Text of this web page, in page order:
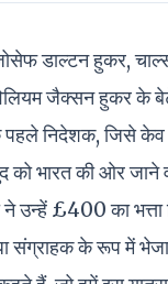
डाल्टन हुकर,
जैक्सन हुकर के
पहले निदेशक, जिसे केव
को भारत की ओर जाने
ने उन्हें £400 का भत्ता
संग्राहक के रूप में